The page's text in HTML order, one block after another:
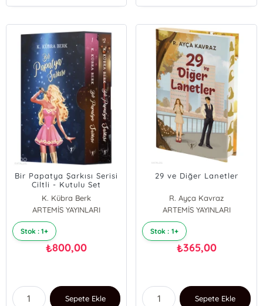
Bir Papatya Şarkısı Serisi
Ciltli - Kutulu Set
K. Kübra Berk
ARTEMİS YAYINLARI
Stok : 1+
₺800,00
Sepete Ekle
29 ve Diğer Lanetler
R. Ayça Kavraz
ARTEMİS YAYINLARI
Stok : 1+
₺365,00
Sepete Ekle